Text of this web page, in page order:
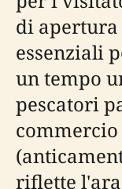
di
essenziali
un tempo
pescatori
riflette